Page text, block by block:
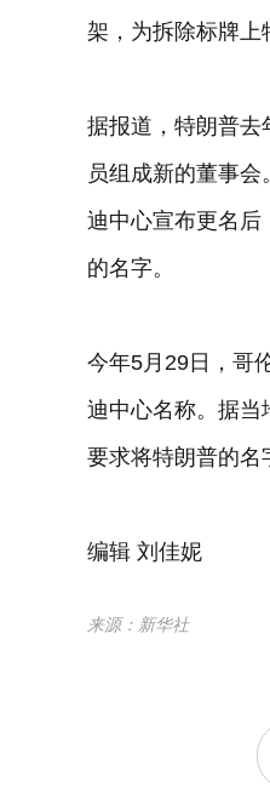
架，为拆除标牌上
据报道，特朗普去
员组成新的董事
迪中心宣布更名后
的名字。
今年5月29日，哥
迪中心名称。据当
要求将特朗普的名
编辑 刘佳妮
来源：新华社